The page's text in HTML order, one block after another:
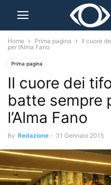
Home Prima pagina
Il cuore
per l’Alma Fano
Prima pagina
Il cuore dei
batte sempre
l’Alma Fano
By Redazione - 31 Gennaio 2015